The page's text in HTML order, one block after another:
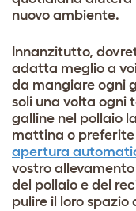
nuovo ambiente.
Innanzitutto,
adatta meglio a
da mangiare ogni
soli una volta ogni
galline nel pollaio
mattina o
apertura
vostro
del pollaio e del
pulire il loro spazio